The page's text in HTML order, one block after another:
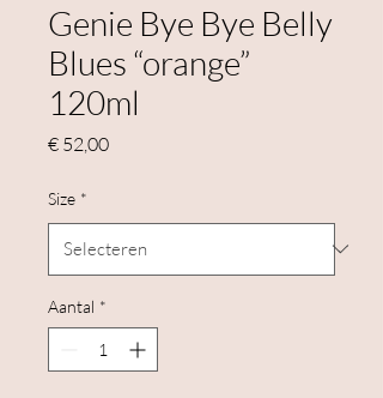
Genie Bye Bye Belly
Blues “orange”
120ml
€ 52,00Prijs
Size *
Aantal *